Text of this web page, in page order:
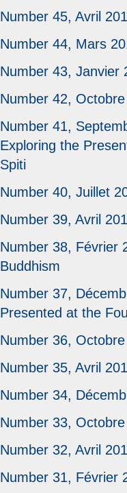
Number 45, Avril
Number 44, Mars
Number 43,
Number 42,
Number 41,
Exploring the
Spiti
Number 40, Juillet
Number 39, Avril
Number 38, Février
Buddhism
Number 37,
Presented at the
Number 36,
Number 35, Avril
Number 34,
Number 33,
Number 32, Avril
Number 31, Février